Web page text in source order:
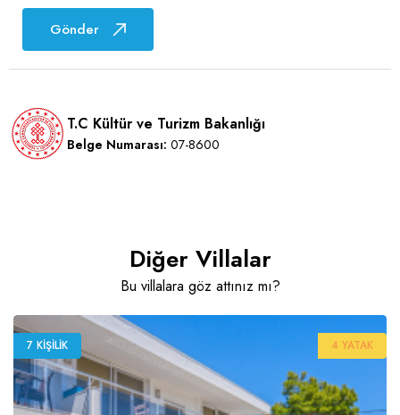
Gönder
T.C Kültür ve Turizm Bakanlığı
Belge Numarası: 07-8600
Diğer Villalar
Bu villalara göz attınız mı?
7 KIŞILIK 4 YATAK